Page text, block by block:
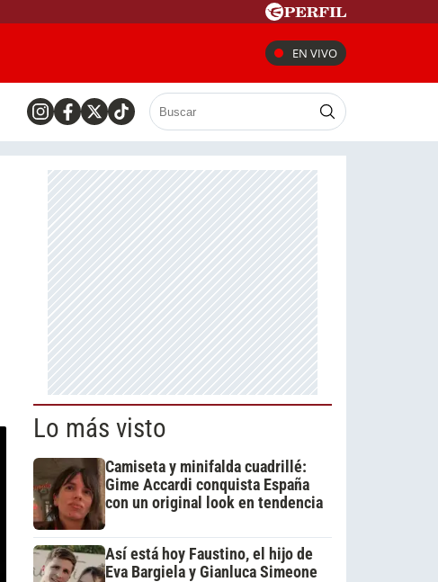
EN VIVO
Lo más visto
Camiseta y minifalda cuadrillé:
Gime Accardi conquista España
con un original look en tendencia
Así está hoy Faustino, el hijo de
Eva Bargiela y Gianluca Simeone